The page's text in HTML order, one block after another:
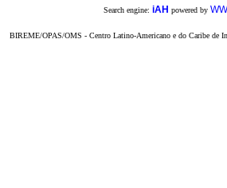
Search engine: iAH powered by
BIREME/OPAS/OMS - Centro Latino-Americano e do Caribe